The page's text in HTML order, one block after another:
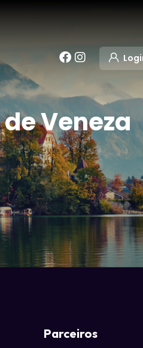
Veneza
Parceiros